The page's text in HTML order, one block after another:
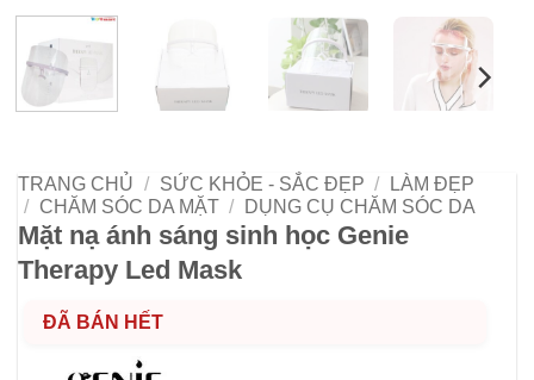
TRANG CHỦ / SỨC KHỎE - SẮC ĐẸP /
LÀM ĐẸP
/
CHĂM SÓC DA MẶT / DỤNG CỤ CHĂM SÓC DA
Mặt nạ ánh sáng sinh học Genie
Therapy Led Mask
ĐÃ BÁN HẾT